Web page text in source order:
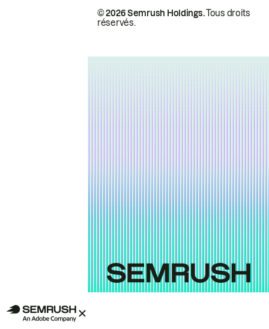
© 2026 Semrush Holdings.Tous droits
réservés.